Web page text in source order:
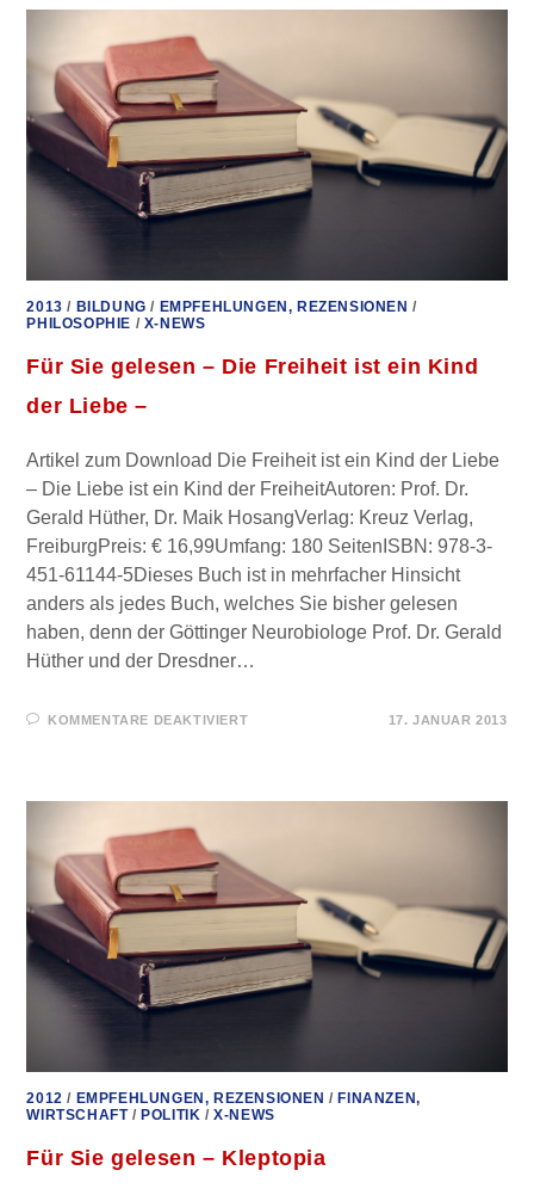
BIG
2013 / BILDUNG / EMPFEHLUNGEN, REZENSIONEN /
PHILOSOPHIE / X-NEWS
Für Sie gelesen – Die Freiheit ist ein Kind
der Liebe –
Artikel zum Download Die Freiheit ist ein Kind der Liebe
– Die Liebe ist ein Kind der FreiheitAutoren: Prof. Dr.
Gerald Hüther, Dr. Maik HosangVerlag: Kreuz Verlag,
FreiburgPreis: € 16,99Umfang: 180 SeitenISBN: 978-3-
451-61144-5Dieses Buch ist in mehrfacher Hinsicht
anders als jedes Buch, welches Sie bisher gelesen
haben, denn der Göttinger Neurobiologe Prof. Dr. Gerald
Hüther und der Dresdner…
KOMMENTARE DEAKTIVIERTFÜR
DIE
DER
LIEBE
–
17. JANUAR 2013
2012 / EMPFEHLUNGEN, REZENSIONEN / FINANZEN,
WIRTSCHAFT/ POLITIK /X-NEWS
Für Sie gelesen – Kleptopia